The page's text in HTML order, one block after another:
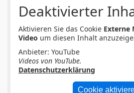
English
Deaktivierter
Aktivieren Sie das Cookie Externe
Video um diesen Inhalt
Anbieter: YouTube
Videos von YouTube.
Datenschutzerklärung
Cookie